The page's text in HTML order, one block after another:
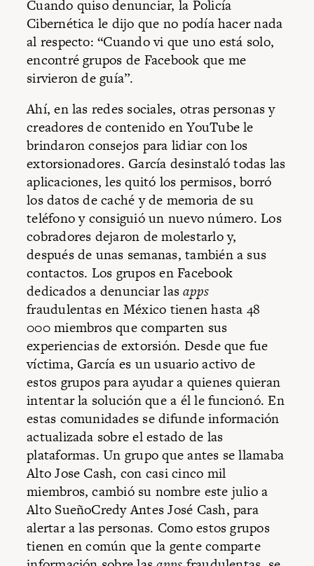
Cuando quiso denunciar, la Policía
Cibernética le dijo que no podía hacer nada
al respecto: “Cuando vi que uno está solo,
encontré grupos de Facebook que me
sirvieron de guía”.
Ahí, en las redes sociales, otras personas y
creadores de contenido en YouTube le
brindaron consejos para lidiar con los
extorsionadores. García desinstaló todas las
aplicaciones, les quitó los permisos, borró
los datos de caché y de memoria de su
teléfono y consiguió un nuevo número. Los
cobradores dejaron de molestarlo y,
después de unas semanas, también a sus
contactos. Los grupos en Facebook
dedicados a denunciar lasapps
fraudulentas en México tienen hasta 48
000 miembros que comparten sus
experiencias de extorsión. Desde que fue
víctima, García es un usuario activo de
estos grupos para ayudar a quienes quieran
intentar la solución que a él le funcionó. En
estas comunidades se difunde información
actualizada sobre el estado de las
plataformas. Un grupo que antes se llamaba
Alto Jose Cash, con casi cinco mil
miembros, cambió su nombre este julio a
Alto SueñoCredy Antes José Cash, para
alertar a las personas. Como estos grupos
tienen en común que la gente comparte